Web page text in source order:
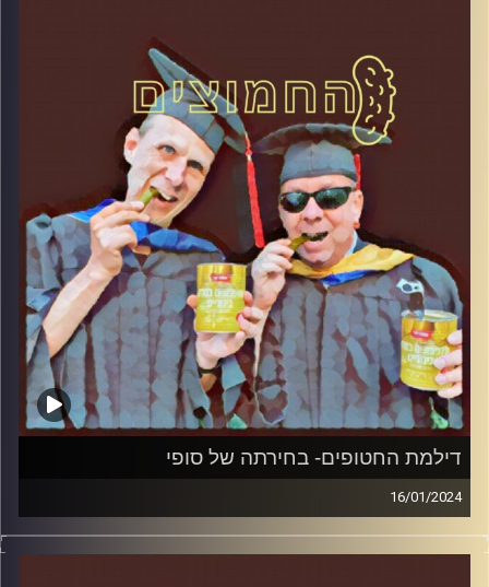
דילמת החטופים- בחירתה של סופי
16/01/2024
המערכת הפוליטית על ספת הפסיכולוג, עם פרופסור בועז בן-
דוד ופרופסור גלעד הירשברגר.